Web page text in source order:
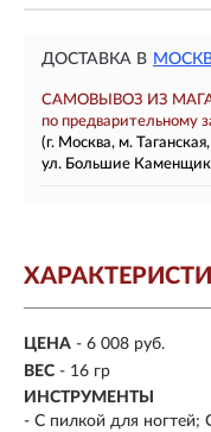
ДОСТАВКА В
САМОВЫВОЗ ИЗ
по предварительному
(г. Москва, м. Таганская,
ул. Большие
ЦЕНА - 6 008 руб.
ВЕС - 16 гр
ИНСТРУМЕНТЫ
- С пилкой для ногтей;